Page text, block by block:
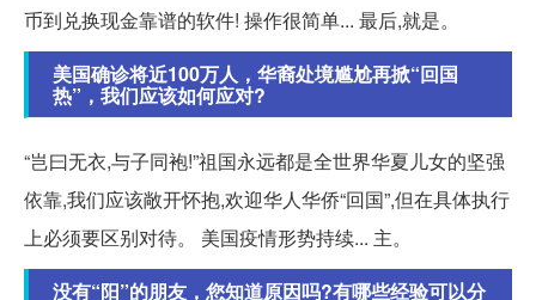
币到兑换现金靠谱的软件! 操作很简单... 最后,就是。
美国确诊将近100万人，华裔处境尴尬再掀“回国
热”，我们应该如何应对?
“岂曰无衣,与子同袍!”祖国永远都是全世界华夏儿女的坚强
依靠,我们应该敞开怀抱,欢迎华人华侨“回国”,但在具体执行
上必须要区别对待。 美国疫情形势持续... 主。
没有“阳”的朋友，您知道原因吗?有哪些经验可以分